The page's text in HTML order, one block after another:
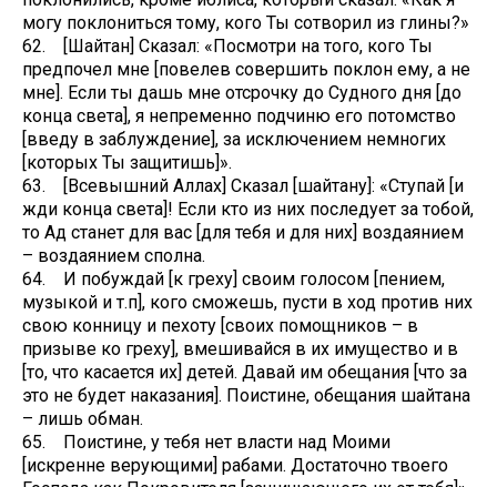
могу поклониться тому, кого Ты сотворил из глины?»
62. [Шайтан] Сказал: «Посмотри на того, кого Ты
предпочел мне [повелев совершить поклон ему, а не
мне]. Если ты дашь мне отсрочку до Судного дня [до
конца света], я непременно подчиню его потомство
[введу в заблуждение], за исключением немногих
[которых Ты защитишь]».
63. [Всевышний Аллах] Сказал [шайтану]: «Ступай [и
жди конца света]! Если кто из них последует за тобой,
то Ад станет для вас [для тебя и для них] воздаянием
– воздаянием сполна.
64. И побуждай [к греху] своим голосом [пением,
музыкой и т.п], кого сможешь, пусти в ход против них
свою конницу и пехоту [своих помощников – в
призыве ко греху], вмешивайся в их имущество и в
[то, что касается их] детей. Давай им обещания [что за
это не будет наказания]. Поистине, обещания шайтана
– лишь обман.
65. Поистине, у тебя нет власти над Моими
[искренне верующими] рабами. Достаточно твоего